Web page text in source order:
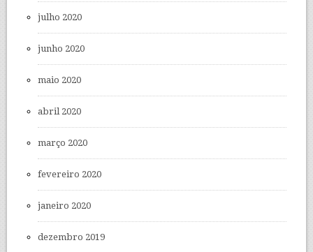
julho 2020
junho 2020
maio 2020
abril 2020
março 2020
fevereiro 2020
janeiro 2020
dezembro 2019